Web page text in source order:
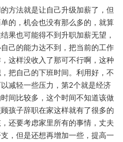
方法就是让自己升级加薪了，但
的，机会也没有那么多的，就算
果也可能得不到升职加薪无望，
己的能力达不到，把当前的工作
这样没收入了那可不行啊，这种
把自己的下班时间。利用好，不
减轻一些压力，第2个就是经济
间比较多，这个时间不知道该做
孩子辞职在家这样就有了很多的
还要考虑家里所有的事情，丈夫
，但是还想再增加一些，提高一